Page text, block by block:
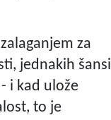
za
jednakih šansi
i kad ulože
to je